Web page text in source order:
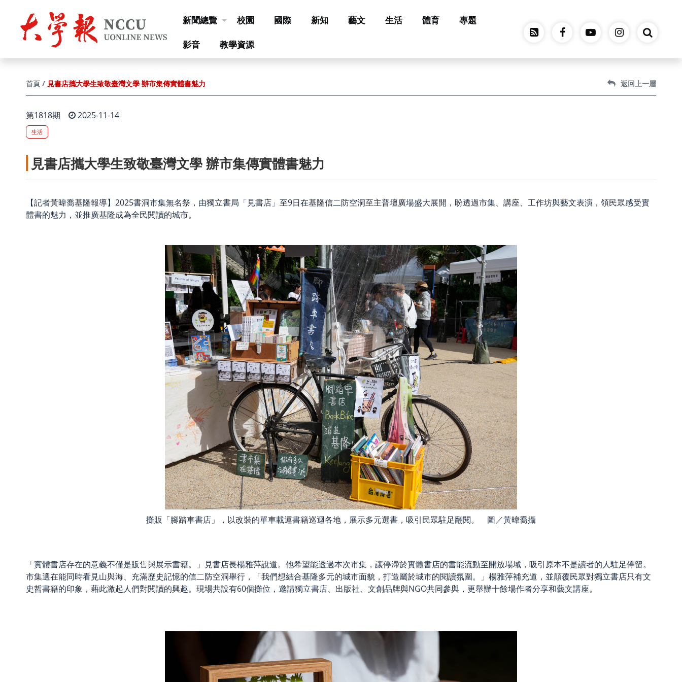
新聞總覽 校園 國際 新知 藝文 生活 體育 專題
影音 教學資源
首頁 見書店攜大學生致敬臺灣文學 辦市集傳實體書魅力 返回上一層
第1818期 2025-11-14
生活
見書店攜大學生致敬臺灣文學 辦市集傳實體書魅力
【記者黃暐喬基隆報導】2025書洞市集無名祭，由獨立書局「見書店」至9日在基隆信二防空洞至主普壇廣場盛大展開，盼透過市集、講座、工作坊與藝文表演，領民眾感受實
體書的魅力，並推廣基隆成為全民閱讀的城市。
攤販「腳踏車書店」，以改裝的單車載運書籍巡迴各地，展示多元選書，吸引民眾駐足翻閱。 圖／黃暐喬攝
「實體書店存在的意義不僅是販售與展示書籍。」見書店長楊雅萍說道。他希望能透過本次市集，讓停滯於實體書店的書能流動至開放場域，吸引原本不是讀者的人駐足停留。
市集選在能同時看見山與海、充滿歷史記憶的信二防空洞舉行，「我們想結合基隆多元的城市面貌，打造屬於城市的閱讀氛圍。」楊雅萍補充道，並顛覆民眾對獨立書店只有文
史哲書籍的印象，藉此激起人們對閱讀的興趣。現場共設有60個攤位，邀請獨立書店、出版社、文創品牌與NGO共同參與，更舉辦十餘場作者分享和藝文講座。